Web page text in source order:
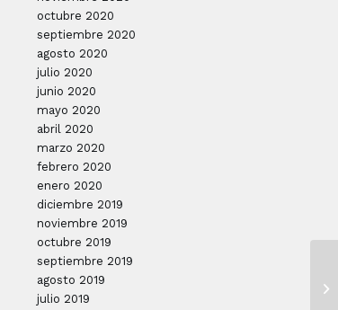
octubre 2020
septiembre 2020
agosto 2020
julio 2020
junio 2020
mayo 2020
abril 2020
marzo 2020
febrero 2020
enero 2020
diciembre 2019
noviembre 2019
octubre 2019
septiembre 2019
agosto 2019
julio 2019